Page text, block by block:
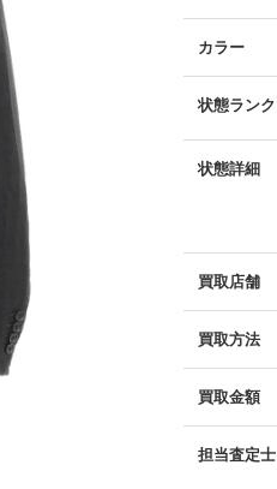
カラー
状態ランク
状態詳細
買取店舗
買取方法
買取金額
担当査定士